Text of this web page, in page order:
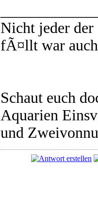
Nicht jeder der
fÃ¤llt war
Schaut euch
Aquarien
und